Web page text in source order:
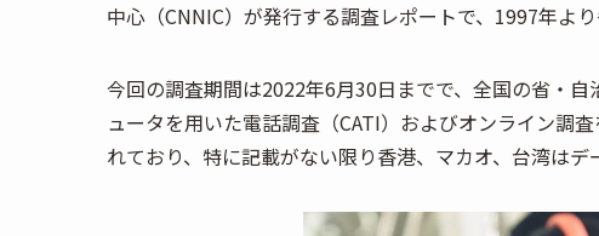
中心（CNNIC）が発行する調査レポートで、1997年よ
今回の調査期間は2022年6月30日までで、全国の省・
ュータを用いた電話調査（CATI）およびオンライン調
れており、特に記載がない限り香港、マカオ、台湾はデ